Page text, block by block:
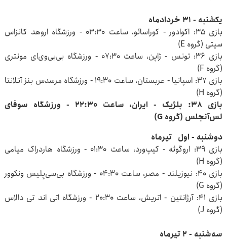
یکشنبه - ۳۱ خردادماه
بازی ۳۵: اکوادور - کوراسائو، ساعت ۰۳:۳۰ - ورزشگاه اروهد کانزاس
سیتی (گروه E)
بازی ۳۶: تونس - ژاپن، ساعت ۰۷:۳۰ - ورزشگاه بی‌بی‌وی‌ای مونتری
(گروه F)
بازی ۳۷: اسپانیا - عربستان، ساعت ۱۹:۳۰ - ورزشگاه مرسدس بنز آتلانتا
(گروه H)
بازی ۳۸: بلژیک - ایران، ساعت ۲۲:۳۰ - ورزشگاه سوفای
لس‌آنجلس (گروه G)
دوشنبه - اول تیرماه
بازی ۳۹: اروگوئه - کیپ‌ورد، ساعت ۰۱:۳۰ - ورزشگاه هاردراک میامی
(گروه H)
بازی ۴۰: نیوزیلند - مصر، ساعت ۰۴:۳۰ - ورزشگاه بی‌سی‌پِلیس ونکوور
(گروه G)
بازی ۴۱: آرژانتین - اتریش، ساعت ۲۰:۳۰ - ورزشگاه اتی‌ اند تی دالاس
(گروه J)
سه‌شنبه - ۲ تیرماه